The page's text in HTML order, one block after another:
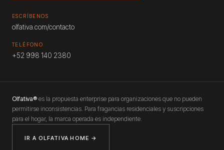
ESCRÍBENOS
olfativa.com/contacto
TELÉFONO
+52 998 140 2380
Olfativa® es la propuesta enterprise para organizaciones que no pueden
permitirse inconsistencias. Para fragancias residenciales y suscripciones
para el hogar, la marca operada es independiente.
IR A OLFATIVA HOME →